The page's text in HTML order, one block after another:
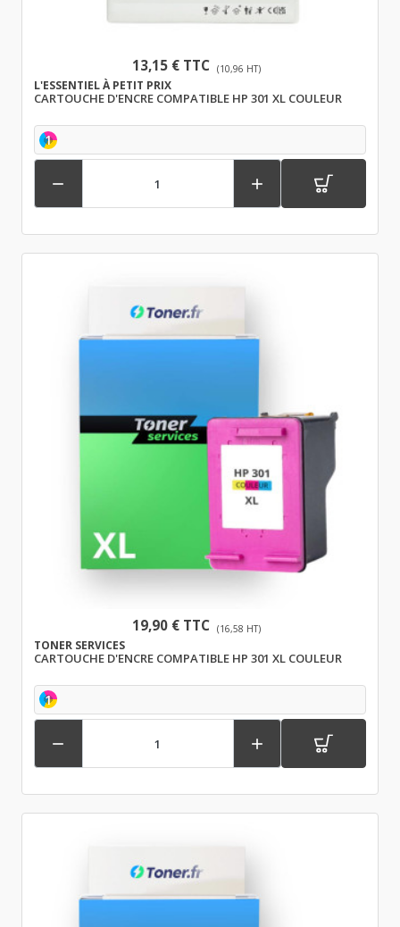
13,15 € TTC (10,96 HT)
L'ESSENTIEL À PETIT PRIX
CARTOUCHE D'ENCRE COMPATIBLE HP 301 XL COULEUR
1
 
19,90 € TTC (16,58 HT)
TONER SERVICES
CARTOUCHE D'ENCRE COMPATIBLE HP 301 XL COULEUR
1
 